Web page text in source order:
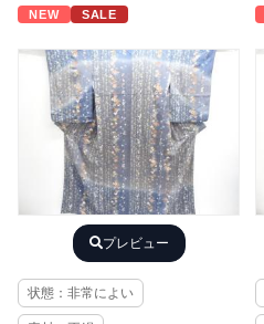
NEW SALE
プレビュー
状態：非常によい